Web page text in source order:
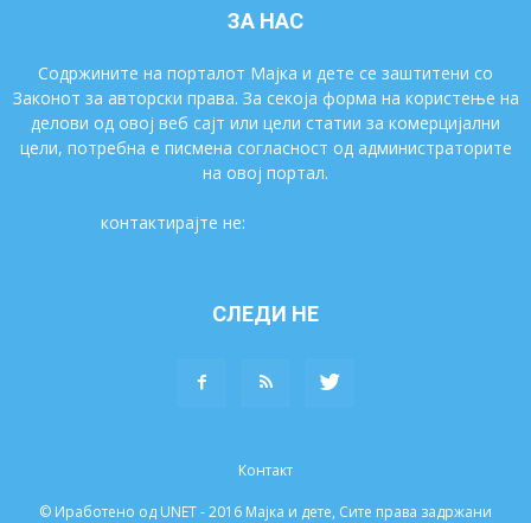
ЗА НАС
Содржините на порталот Мајка и дете се заштитени со
Законот за авторски права. За секоја форма на користење на
делови од овој веб сајт или цели статии за комерцијални
цели, потребна е писмена согласност од администраторите
на овој портал.
контактирајте не:
СЛЕДИ НЕ
Контакт
© Иработено од UNET - 2016 Мајка и дете, Сите права задржани